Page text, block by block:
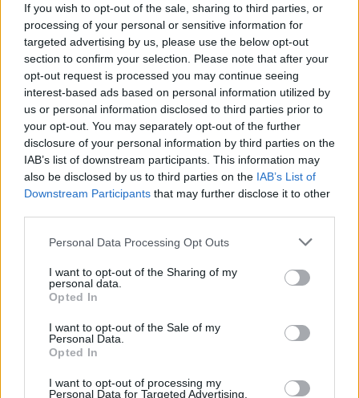
If you wish to opt-out of the sale, sharing to third parties, or
processing of your personal or sensitive information for
targeted advertising by us, please use the below opt-out
section to confirm your selection. Please note that after your
opt-out request is processed you may continue seeing
interest-based ads based on personal information utilized by
us or personal information disclosed to third parties prior to
your opt-out. You may separately opt-out of the further
disclosure of your personal information by third parties on the
IAB’s list of downstream participants. This information may
also be disclosed by us to third parties on the IAB’s List of
Downstream Participants that may further disclose it to other
Personal Data Processing Opt Outs
I want to opt-out of the Sharing of my
personal data.
Opted In
I want to opt-out of the Sale of my
Personal Data.
Opted In
I want to opt-out of processing my
Personal Data for Targeted Advertising.
de “provocar” mudanças genéticas, diz neurocientista
“Millennium Estoril Open 2026” regressou ao circuito ATP
com vitória do francês Luca Van Assche
Castelo Branco: “Bienal Internacional de Artes e Ofícios”
promete afirmar artesanato, património e inovação como
“motores de desenvolvimento económico e cultural” do
município português
Covilhã: Especialista aponta investimento estrangeiro e
Rio de Janeiro: Governo do Estado propõe parceria com a
FUNCEX para “reforçar inteligência sobre comércio
exterior”